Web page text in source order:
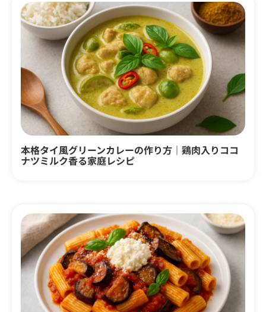
本格タイ風グリーンカレーの作り方｜鶏肉入りココ
ナツミルク香る家庭レシピ